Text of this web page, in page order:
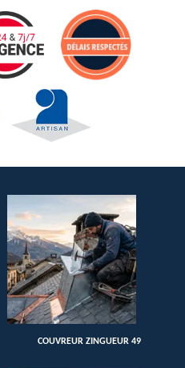
COUVREUR ZINGUEUR 49